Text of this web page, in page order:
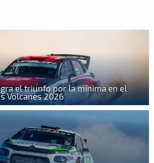
el triunfo por la mínima en el
Volcanes 2026